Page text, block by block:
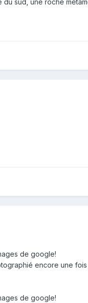
de google!
encore une
de google!